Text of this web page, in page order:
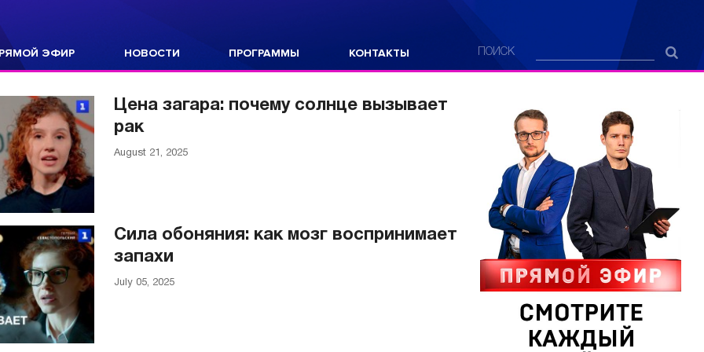
ЭФИР НОВОСТИ ПРОГРАММЫ КОНТАКТЫ ПОИСК
Цена загара: почему солнце вызывает
рак
August 21, 2025
Сила обоняния: как мозг воспринимает
запахи
July 05, 2025